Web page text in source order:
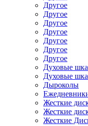
Другое
Другое
Другое
Другое
Другое
Другое
Другое
Духовые
Духовые
Дыроколы
Жесткие
Жесткие
Жесткие